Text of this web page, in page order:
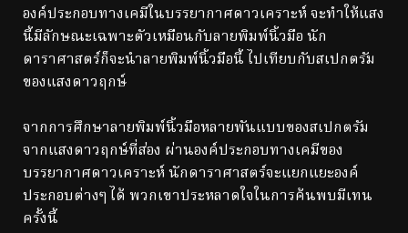
องค์ประกอบทางเคมีในบรรยากาศดาวเคราะห์ จะทำให้แสง
นี้มีลักษณะเฉพาะตัวเหมือนกับลายพิมพ์นิ้วมือ นัก
ดาราศาสตร์ก็จะนำลายพิมพ์นิ้วมือนี้ ไปเทียบกับสเปกตรัม
ของแสงดาวฤกษ์
จากการศึกษาลายพิมพ์นิ้วมือหลายพันแบบของสเปกตรัม
จากแสงดาวฤกษ์ที่ส่อง ผ่านองค์ประกอบทางเคมีของ
บรรยากาศดาวเคราะห์ นักดาราศาสตร์จะแยกแยะองค์
ประกอบต่างๆ ได้ พวกเขาประหลาดใจในการค้นพบมีเทน
ครั้งนี้